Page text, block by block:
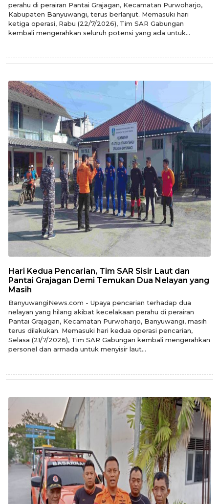
perahu di perairan Pantai Grajagan, Kecamatan Purwoharjo,
Kabupaten Banyuwangi, terus berlanjut. Memasuki hari
ketiga operasi, Rabu (22/7/2026), Tim SAR Gabungan
kembali mengerahkan seluruh potensi yang ada untuk...
Hari Kedua Pencarian, Tim SAR Sisir Laut dan
Pantai Grajagan Demi Temukan Dua Nelayan yang
Masih
BanyuwangiNews.com - Upaya pencarian terhadap dua
nelayan yang hilang akibat kecelakaan perahu di perairan
Pantai Grajagan, Kecamatan Purwoharjo, Banyuwangi, masih
terus dilakukan. Memasuki hari kedua operasi pencarian,
Selasa (21/7/2026), Tim SAR Gabungan kembali mengerahkan
personel dan armada untuk menyisir laut...